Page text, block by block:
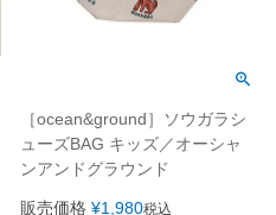
［ocean&ground］ソウガラシ
ューズBAG キッズ／オーシャ
ンアンドグラウンド
販売価格 ¥1,980税込